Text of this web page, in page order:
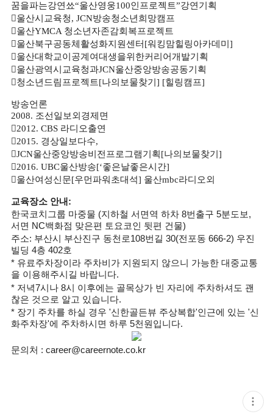
꿈을파는강연쑈“울산영웅100인프로젝트”강연기획
울산시교육청, JCN방송청소년희망캠프
울산YMCA 청소년자존감회복프로젝트
울산북구공동체활성화지원센터 [워킹맘힐링아카데미 ]
울산대학교이공계여대생을위한커리어개발기획
울산광역시교육청과JCN울산중앙방송공동기획
청소년드림프로젝트[나의보물찾기 ] [힐링캠프]
방송언론
2008. 조선일보외경제면
2012. CBS 라디오출연
2015. 경상일보다수,
JCN울산중앙방송비전프로그램기획[나의보물찾기 ]
2016. UBC울산방송[‘좋은날좋은시간]
울산여성신문[우먼파워초대석] 울산mbc라디오외
교육장소 안내:
한국코치그룹 마중물 (지하철 서면역 하차 8번출구 5분도보,
서면 NC백화점 맞은편 토요코인 뒷편 건물)
주소: 부산시 부산진구 동천로108번길 30(전포동 666-2) 우진
빌딩 4층 402호
* 유료주차장이라 주차비가 지원되지 않으니 가능한 대중교통
을 이용해주시길 바랍니다.
* 저녁7시나 8시 이후에는 골목상가 빈 자리에 주차하셔도 괜
찮은 것으로 알고 있습니다.
* 장기 주차를 하실 경우 '신한골든뷰 주상복합'인근에 있는 '신
화주차장'에 주차하시면 하루 5천원입니다.
문의처 : career@careernote.co.kr
현
재